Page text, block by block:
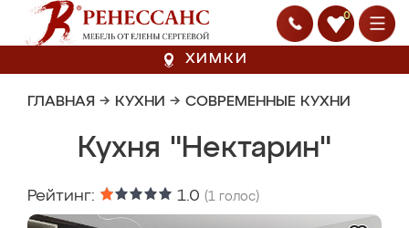
0
ХИМКИ
ГЛАВНАЯ → КУХНИ → СОВРЕМЕННЫЕ КУХНИ
Кухня "Нектарин"
Рейтинг: 1.0 (1 голос)